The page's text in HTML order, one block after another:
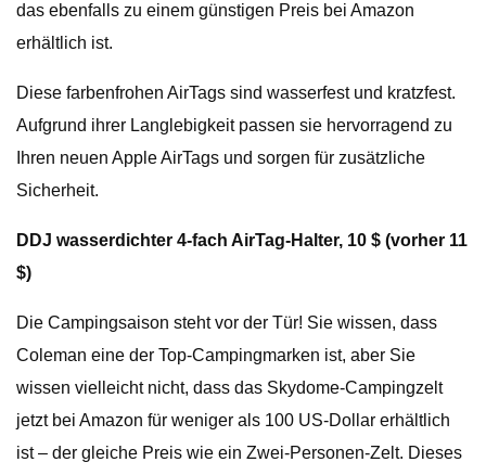
das ebenfalls zu einem günstigen Preis bei Amazon
erhältlich ist.
Diese farbenfrohen AirTags sind wasserfest und kratzfest.
Aufgrund ihrer Langlebigkeit passen sie hervorragend zu
Ihren neuen Apple AirTags und sorgen für zusätzliche
Sicherheit.
DDJ wasserdichter 4-fach AirTag-Halter, 10 $ (vorher 11
$)
Die Campingsaison steht vor der Tür! Sie wissen, dass
Coleman eine der Top-Campingmarken ist, aber Sie
wissen vielleicht nicht, dass das Skydome-Campingzelt
jetzt bei Amazon für weniger als 100 US-Dollar erhältlich
ist – der gleiche Preis wie ein Zwei-Personen-Zelt. Dieses